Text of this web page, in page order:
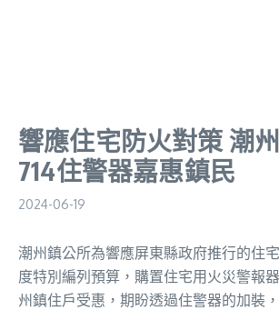
響應住宅防火對策 潮
714住警器嘉惠鎮民
2024-06-19
潮州鎮公所為響應屏東縣政府推行的住
度特別編列預算，購置住宅用火災警報
州鎮住戶受惠，期盼透過住警器的加裝